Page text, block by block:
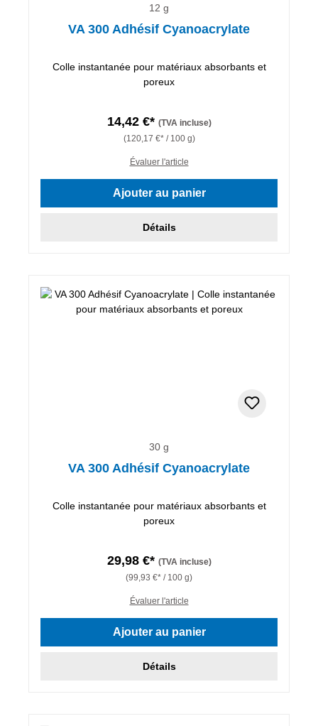
12 g
VA 300 Adhésif Cyanoacrylate
Colle instantanée pour matériaux absorbants et
poreux
14,42 €* (TVA incluse)
(120,17 €* / 100 g)
Évaluer l'article
Ajouter au panier
Détails
30 g
VA 300 Adhésif Cyanoacrylate
Colle instantanée pour matériaux absorbants et
poreux
29,98 €* (TVA incluse)
(99,93 €* / 100 g)
Évaluer l'article
Ajouter au panier
Détails